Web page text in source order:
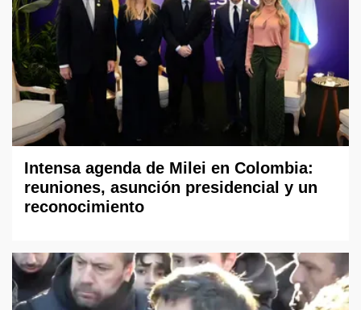
Intensa agenda de Milei en Colombia:
reuniones, asunción presidencial y un
reconocimiento